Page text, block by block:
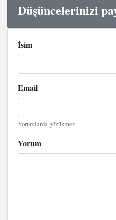
Düşüncelerinizi
İsim
Email
Yorumlarda gözükmez.
Yorum